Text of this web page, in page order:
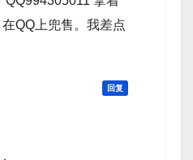
QQ上兜售。我差点
回复